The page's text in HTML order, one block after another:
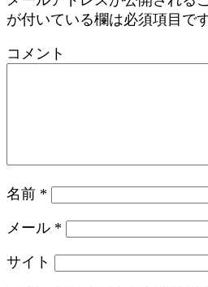
が付いている欄は必須項目で
コメント
名前 *
メール *
サイト